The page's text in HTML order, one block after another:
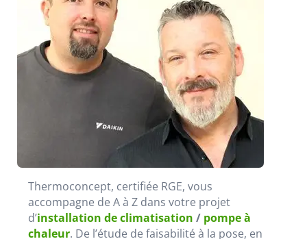
Thermoconcept, certifiée RGE, vous
accompagne de A à Z dans votre projet
d’installation de climatisation / pompe à
chaleur. De l’étude de faisabilité à la pose, en